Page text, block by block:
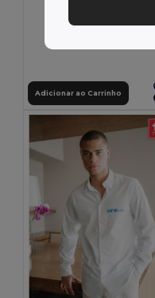
Adicionar ao Carrinho